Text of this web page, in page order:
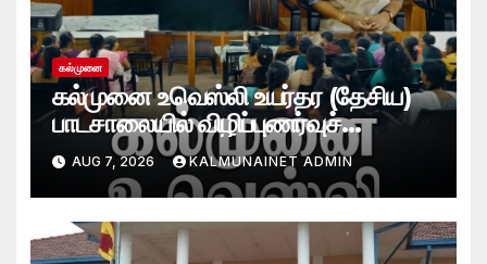
கல்முனை
கல்முனை உவெஸ்லி உயர்தர (தேசிய)
பாடசாலையில் விழிப்புணர்வுச்
செயலமர்வு
AUG 7, 2026 KALMUNAINET ADMIN